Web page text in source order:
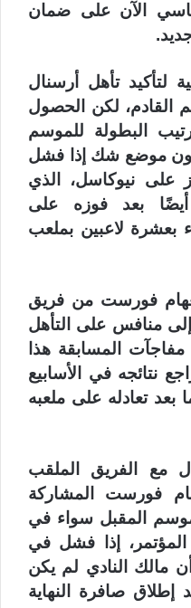
الآن على ضمان
لتأكيد تأهل أرسنال
القادم، لكن الحصول
البطولة للموسم
يكون موضع شك إذا فشل
على نيوكاسل، الذي
بعد فوزه على
بعشرة لاعبين بملعب
فورست من فريق
منافس على التأهل
المسابقة هذا
نتائجه في الأسابيع
بعد تعادله على ملعبه
مع الفريق الملقب
فورست المشاركة
المقبل سواء في
المؤتمر، إذا فشل في
أن مالك النادي لم يكن
إطلاق صافرة النهاية